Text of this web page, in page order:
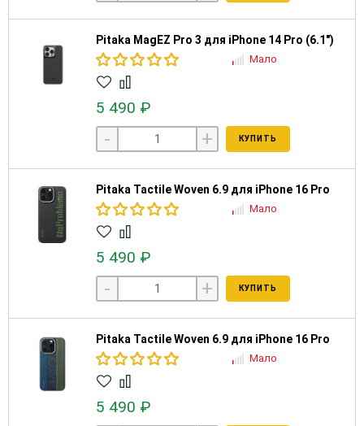
Pitaka MagEZ Pro 3 для iPhone 14 Pro (6.1")
Мало
5 490 ₽
- + КУПИТЬ
Pitaka Tactile Woven 6.9 для iPhone 16 Pro
Мало
5 490 ₽
- + КУПИТЬ
Pitaka Tactile Woven 6.9 для iPhone 16 Pro
Мало
5 490 ₽